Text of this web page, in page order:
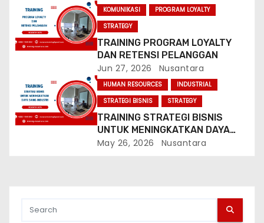
o
n
KOMUNIKASI
PROGRAM LOYALTY
STRATEGY
TRAINING PROGRAM LOYALTY
DAN RETENSI PELANGGAN
Jun 27, 2026 Nusantara
HUMAN RESOURCES
INDUSTRIAL
STRATEGI BISNIS
STRATEGY
TRAINING STRATEGI BISNIS
UNTUK MENINGKATKAN DAYA
SAING INDUSTRI
May 26, 2026 Nusantara